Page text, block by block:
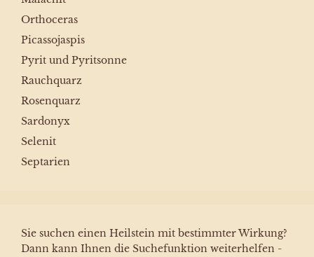
Orthoceras
Picassojaspis
Pyrit und Pyritsonne
Rauchquarz
Rosenquarz
Sardonyx
Selenit
Septarien
Sie suchen einen Heilstein mit bestimmter Wirkung?
Dann kann Ihnen die Suchefunktion weiterhelfen -